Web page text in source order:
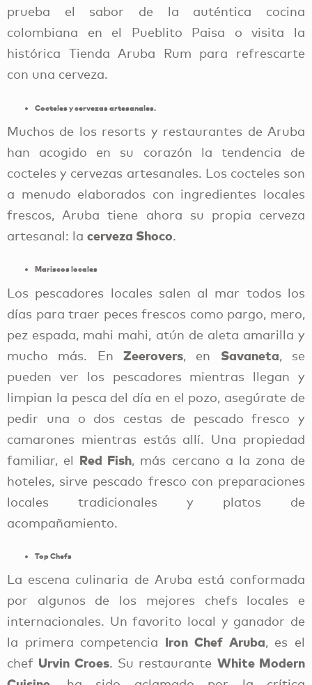
prueba el sabor de la auténtica cocina
colombiana en el Pueblito Paisa o visita la
histórica Tienda Aruba Rum para refrescarte
con una cerveza.
Cocteles y cervezas artesanales.
Muchos de los resorts y restaurantes de Aruba
han acogido en su corazón la tendencia de
cocteles y cervezas artesanales. Los cocteles son
a menudo elaborados con ingredientes locales
frescos, Aruba tiene ahora su propia cerveza
artesanal: la cerveza Shoco.
Mariscos locales
Los pescadores locales salen al mar todos los
días para traer peces frescos como pargo, mero,
pez espada, mahi mahi, atún de aleta amarilla y
mucho más. En Zeerovers, en Savaneta, se
pueden ver los pescadores mientras llegan y
limpian la pesca del día en el pozo, asegúrate de
pedir una o dos cestas de pescado fresco y
camarones mientras estás allí. Una propiedad
familiar, el Red Fish, más cercano a la zona de
hoteles, sirve pescado fresco con preparaciones
locales tradicionales y platos de
acompañamiento.
Top Chefs
La escena culinaria de Aruba está conformada
por algunos de los mejores chefs locales e
internacionales. Un favorito local y ganador de
la primera competencia Iron Chef Aruba, es el
chef Urvin Croes. Su restaurante White Modern